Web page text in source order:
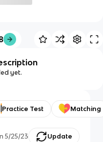
yet.
Practice Test Matching
5/25/23 Update